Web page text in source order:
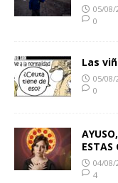
05/08/
0
Las
05/08/
0
ESTAS
04/08/
4